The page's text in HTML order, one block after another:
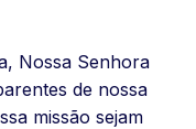
Nossa Senhora
de nossa
missão sejam